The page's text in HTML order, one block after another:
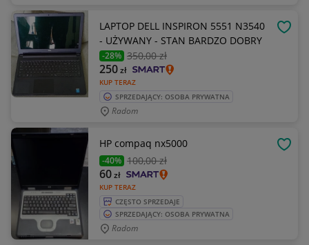
LAPTOP DELL INSPIRON 5551 N3540
- UŻYWANY - STAN BARDZO DOBRY
-28% 350,00 zł
KUP TERAZ
250zł
SPRZEDAJĄCY: OSOBA PRYWATNA
Radom
HP compaq nx5000
-40% 100,00 zł
KUP TERAZ
60zł
CZĘSTO SPRZEDAJE
SPRZEDAJĄCY: OSOBA PRYWATNA
Radom